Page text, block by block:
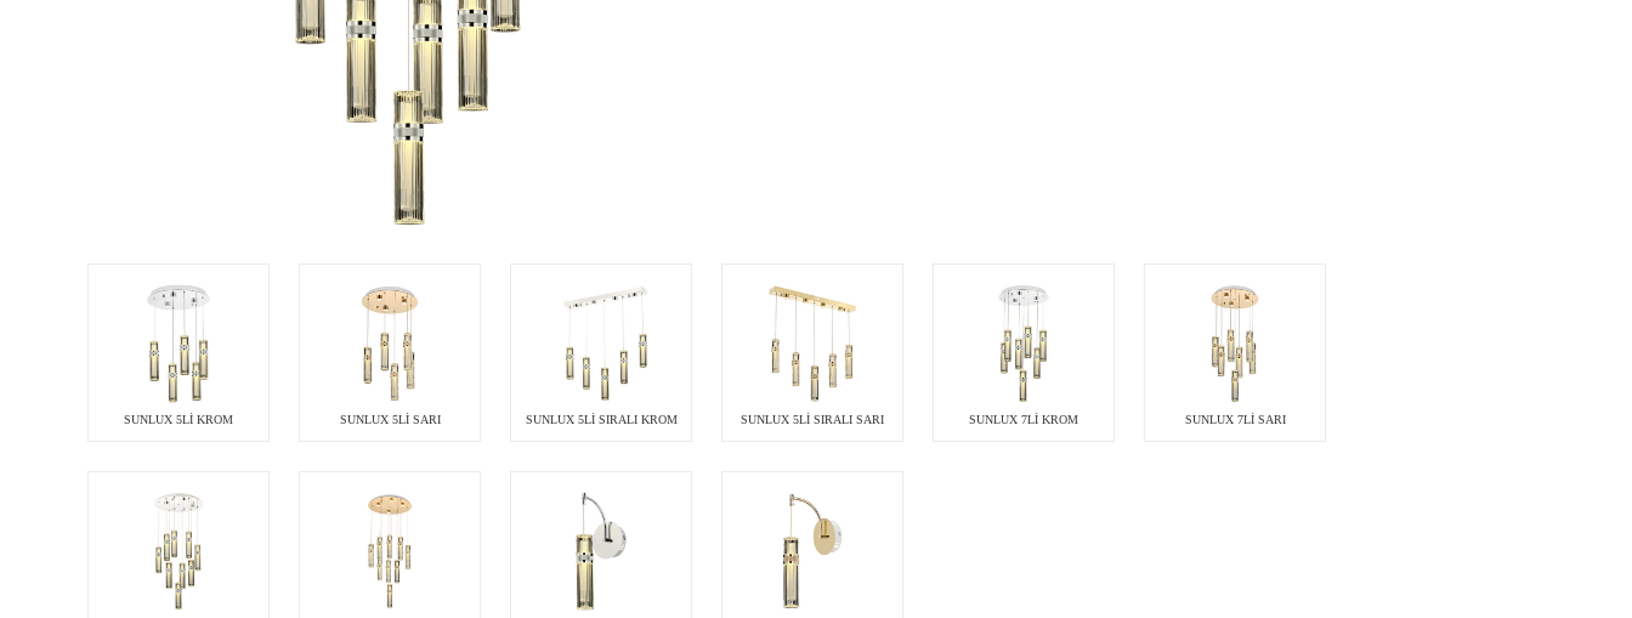
SUNLUX 5Lİ KROM SUNLUX 5Lİ SARI SUNLUX 5Lİ SIRALI KROM SUNLUX 5Lİ SIRALI SARI SUNLUX 7Lİ KROM SUNLUX 7Lİ SARI